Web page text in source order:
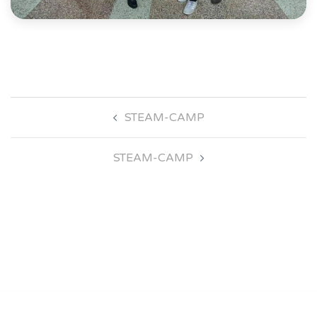
STEAM-CAMP
STEAM-CAMP